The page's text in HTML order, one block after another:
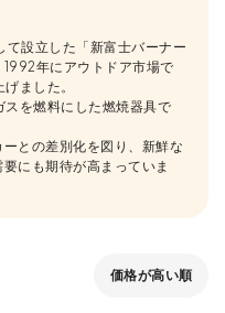
設立した「新富士バーナー
年にアウトドア市場で
ました。
を燃料にした燃焼器具で
との差別化を図り、新鮮な
にも期待が高まっていま
価格が高い順